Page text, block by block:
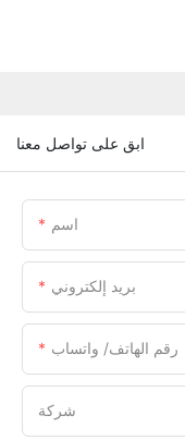
ابق على تواصل معنا
اسم
بريد إلكتروني
رقم الهاتف/ واتساب
شركة